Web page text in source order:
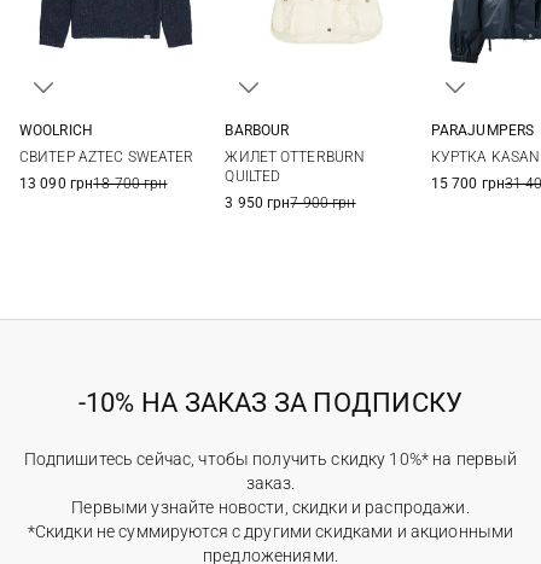
WOOLRICH
СВИТЕР AZTEC SWEATER
13 090 грн18 700 грн
14
BARBOUR
ЖИЛЕТ OTTERBURN
QUILTED
3 950 грн7 900 грн
PARAJUMPERS
КУРТКА
15 700 грн31
-10% НА ЗАКАЗ ЗА ПОДПИСКУ
Подпишитесь сейчас, чтобы получить скидку 10%* на первый
заказ.
Первыми узнайте новости, скидки и распродажи.
*Скидки не суммируются с другими скидками и акционными
предложениями.